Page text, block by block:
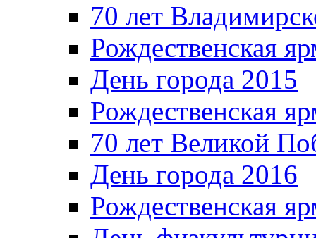
70 лет
Рождественская
День города 2015
Рождественская
70 лет Великой
День города 2016
Рождественская